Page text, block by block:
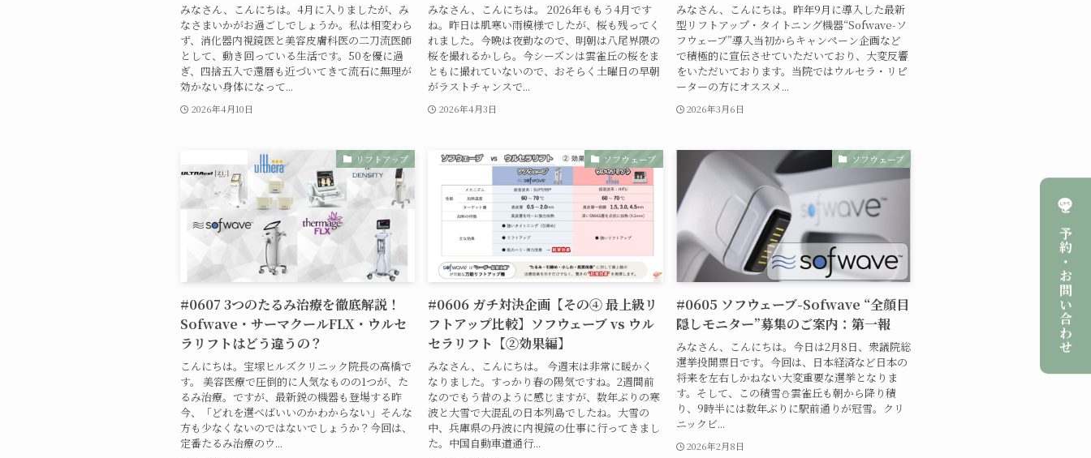
みなさん、こんにちは。4月に入りましたが、み
なさまいかがお過ごしでしょうか。私は相変わら
ず、消化器内視鏡医と美容皮膚科医の二刀流医師
として、動き回っている生活です。50を優に過
ぎ、四捨五入で還暦も近づいてきて流石に無理が
効かない身体になって...
2026年4月10日
みなさん、こんにちは。 2026年ももう4月です
ね。昨日は肌寒い雨模様でしたが、桜も残ってく
れました。今晩は夜勤なので、明朝は八尾界隈の
桜を撮れるかしら。今シーズンは雲雀丘の桜をま
ともに撮れていないので、おそらく土曜日の早朝
がラストチャンスで...
2026年4月3日
みなさん、こんにちは。昨年9月に導入した最新
型リフトアップ・タイトニング機器“Sofwave-ソ
フウェーブ”導入当初からキャンペーン企画など
で積極的に宣伝させていただいており、大変反響
をいただいております。当院ではウルセラ・リピ
ーターの方にオススメ...
2026年3月6日
リフトアップ
#0607 3つのたるみ治療を徹底解説！
Sofwave・サーマクールFLX・ウルセ
ラリフトはどう違うの？
こんにちは。宝塚ヒルズクリニック院長の高橋で
す。 美容医療で圧倒的に人気なものの1つが、た
るみ治療。ですが、最新鋭の機器も登場する昨
今、「どれを選べばいいのかわからない」そんな
方も少なくないのではないでしょうか？今回は、
定番たるみ治療のウ...
ソフウェーブ
#0606 ガチ対決企画【その④ 最上級リ
フトアップ比較】ソフウェーブ vs ウル
セラリフト【②効果編】
みなさん、こんにちは。 今週末は非常に暖かく
なりました。すっかり春の陽気ですね。2週間前
なのでもう昔のように感じますが、数年ぶりの寒
波と大雪で大混乱の日本列島でしたね。大雪の
中、兵庫県の丹波に内視鏡の仕事に行ってきまし
た。中国自動車道通行...
ソフウェーブ
#0605 ソフウェーブ-Sofwave “全顔目
隠しモニター”募集のご案内：第一報
みなさん、こんにちは。今日は2月8日、衆議院総
選挙投開票日です。今回は、日本経済など日本の
将来を左右しかねない大変重要な選挙となりま
す。そして、この積雪⛄️雲雀丘も朝から降り積
り、9時半には数年ぶりに駅前通りが冠雪。クリ
ニックビ...
2026年2月8日
ご予約・お問い合わせ